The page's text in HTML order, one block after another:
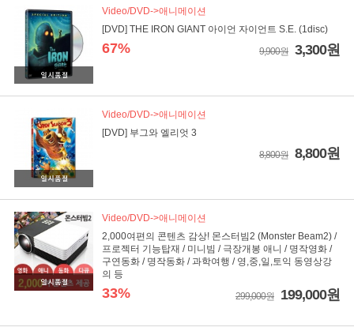
Video/DVD->애니메이션
[DVD] THE IRON GIANT 아이언 자이언트 S.E. (1disc)
67% 9,900원 3,300원
Video/DVD->애니메이션
[DVD] 부그와 엘리엇 3
8,800원 8,800원
Video/DVD->애니메이션
2,000여편의 콘텐츠 감상! 몬스터빔2 (Monster Beam2) /
프로젝터 기능탑재 / 미니빔 / 극장개봉 애니 / 명작영화 /
구연동화 / 명작동화 / 과학여행 / 영,중,일,토익 동영상강
의 등
33% 299,000원 199,000원